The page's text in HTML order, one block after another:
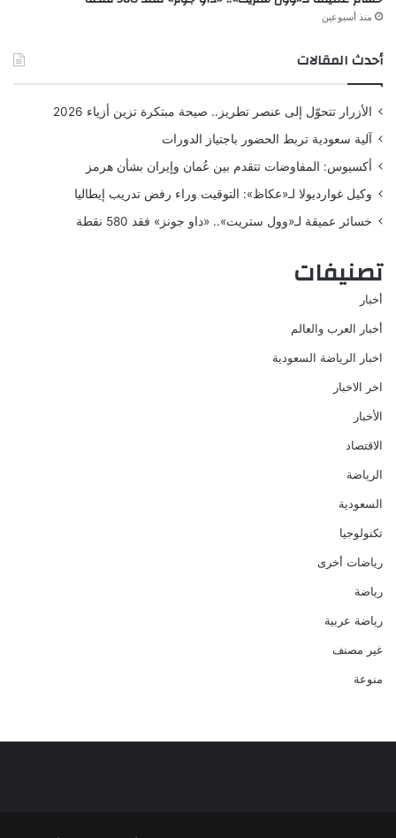
منذ أسبوعين
أحدث المقالات
الأزرار تتحوّل إلى عنصر تطريز.. صيحة مبتكرة تزين أزياء 2026
آلية سعودية تربط الحضور باجتياز الدورات
أكسيوس: المفاوضات تتقدم بين عُمان وإيران بشأن هرمز
وكيل غوارديولا لـ«عكاظ»: التوقيت وراء رفض تدريب إيطاليا
خسائر عميقة لـ«وول ستريت».. «داو جونز» فقد 580 نقطة
تصنيفات
أخبار
أخبار العرب والعالم
اخبار الرياضة السعودية
اخر الاخبار
الأخبار
الاقتصاد
الرياضة
السعودية
تكنولوجيا
رياضات أخرى
رياضة
رياضة عربية
غير مصنف
منوعة